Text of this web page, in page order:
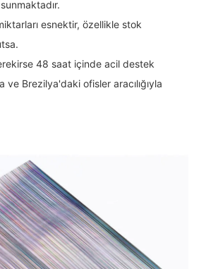
esnektir, özellikle stok
48 saat içinde acil destek
ve Brezilya'daki ofisler aracılığıyla